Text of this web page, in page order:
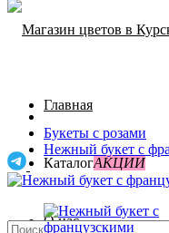
Главная
КаталогАКЦИИ
О нас
Букеты с розами
Нежный букет с